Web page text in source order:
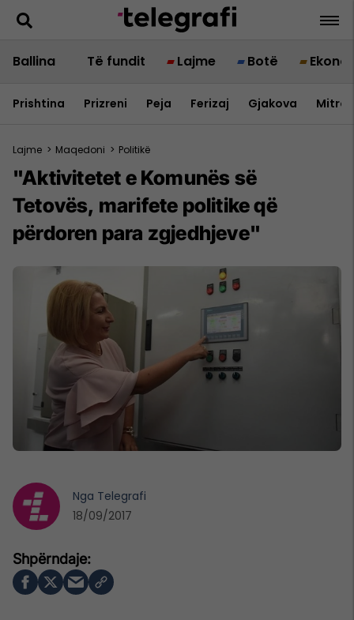
Ballina Të fundit Lajme Botë
Prishtina Prizreni Peja Ferizaj Gjakova
Lajme > Maqedoni > Politikë
"Aktivitetet e Komunës së
Tetovës, marifete politike që
përdoren para zgjedhjeve"
Nga Telegrafi
18/09/2017